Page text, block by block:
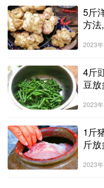
5斤
方法
2023
4斤
豆放
2023
1斤
斤放
2023